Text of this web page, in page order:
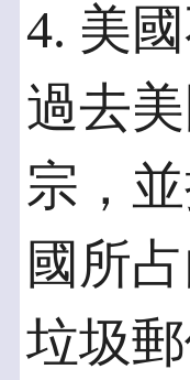
4. 美
過去
宗，
國所
垃圾